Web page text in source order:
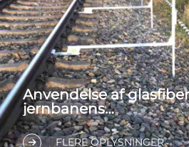
Anvendelse af
jernbanens
beskyttelsesgelænder
FLERE OPLYSNINGER